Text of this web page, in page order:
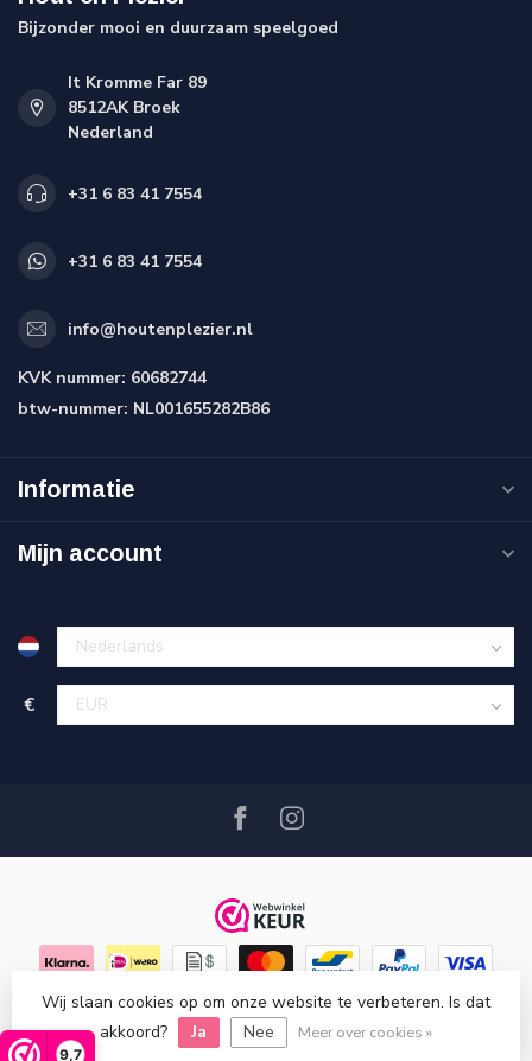
9,7
Bijzonder mooi en duurzaam speelgoed
It Kromme Far 89
8512AK Broek
Nederland
+31 6 83 41 7554
+31 6 83 41 7554
info@houtenplezier.nl
KVK nummer: 60682744
btw-nummer: NL001655282B86
Informatie
Mijn account
€
© Copyright 2026 Hout en Plezier- Powered byLightspeed-
Lightspeed designby Dyvelopment
Wij slaan cookies op om onze website te verbeteren. Is dat
akkoord?
Ja Nee Meer over cookies »